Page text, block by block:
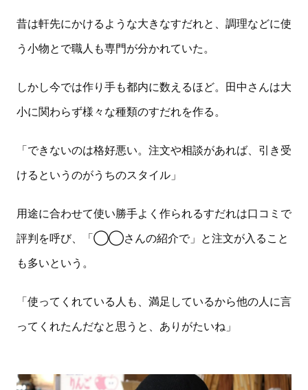
昔は軒先にかけるような大きなすだれと、調理などに使
う小物とで職人も専門が分かれていた。
しかし今では作り手も都内に数えるほど。田中さんは大
小に関わらず様々な種類のすだれを作る。
「できないのは格好悪い。注文や相談があれば、引き受
けるというのがうちのスタイル」
用途に合わせて使い勝手よく作られるすだれは口コミで
評判を呼び、「◯◯さんの紹介で」と注文が入ること
も多いという。
「使ってくれている人も、満足しているから他の人に言
ってくれたんだなと思うと、ありがたいね」